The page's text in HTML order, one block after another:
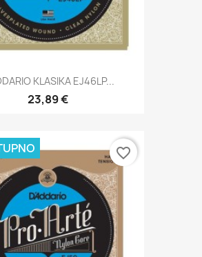
KLASIKA EJ46LP...
23,89 €
favorite_border